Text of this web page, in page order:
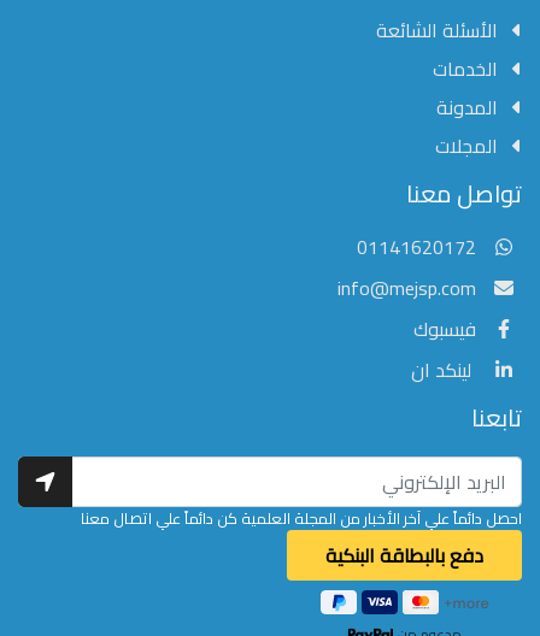
مؤسسة الشرق الأوسط للنشر العلمي
عادةً ما يتم الرد في غضون خمس دقائق
الأسئلة الشائعة
الخدمات
المدونة
المجلات
تواصل معنا
01141620172
info@mejsp.com
فيسبوك
لينكد ان
تابعنا
احصل دائماً علي آخر الأخبار من المجلة العلمية كن دائماً علي اتصال معنا